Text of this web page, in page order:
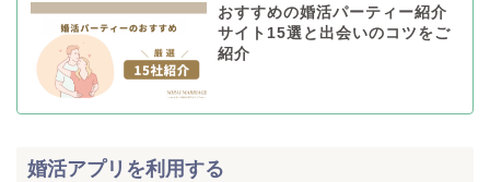
おすすめの婚活パーティー紹介
サイト15選と出会いのコツをご
紹介
婚活アプリを利用する